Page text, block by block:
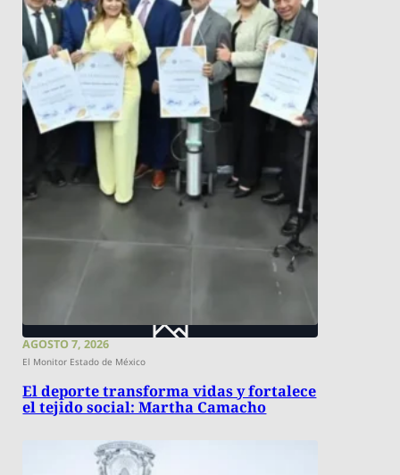
AGOSTO 7, 2026
El Monitor Estado de México
El deporte transforma vidas y fortalece
el tejido social: Martha Camacho